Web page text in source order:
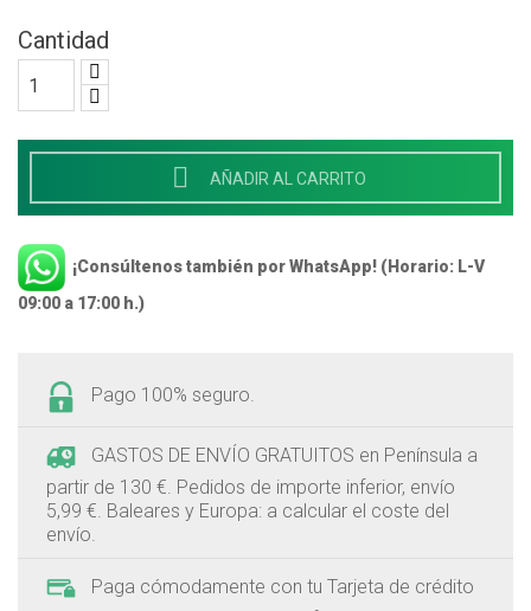
Cantidad
 AÑADIR AL CARRITO
¡Consúltenos también por WhatsApp! (Horario: L-V
09:00 a 17:00 h.)
Pago 100% seguro.
GASTOS DE ENVÍO GRATUITOS en Península a
partir de 130 €. Pedidos de importe inferior, envío
5,99 €. Baleares y Europa: a calcular el coste del
envío.
Paga cómodamente con tu Tarjeta de crédito